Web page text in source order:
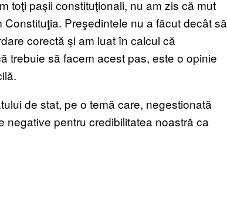
toţi paşii constituţionali, nu am zis că mut
Preşedintele nu a făcut decât să
corectă şi am luat în calcul că
trebuie să facem acest pas, este o opinie
de stat, pe o temă care, negestionată
pentru credibilitatea noastră ca